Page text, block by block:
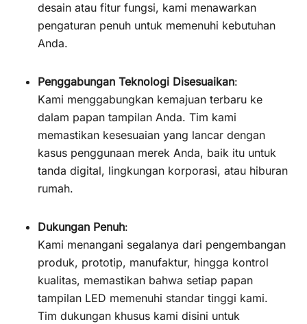
desain atau fitur fungsi, kami menawarkan
pengaturan penuh untuk memenuhi kebutuhan
Anda.
Penggabungan Teknologi Disesuaikan:
Kami menggabungkan kemajuan terbaru ke
dalam papan tampilan Anda. Tim kami
memastikan kesesuaian yang lancar dengan
kasus penggunaan merek Anda, baik itu untuk
tanda digital, lingkungan korporasi, atau hiburan
rumah.
Dukungan Penuh:
Kami menangani segalanya dari pengembangan
produk, prototip, manufaktur, hingga kontrol
kualitas, memastikan bahwa setiap papan
tampilan LED memenuhi standar tinggi kami.
Tim dukungan khusus kami disini untuk